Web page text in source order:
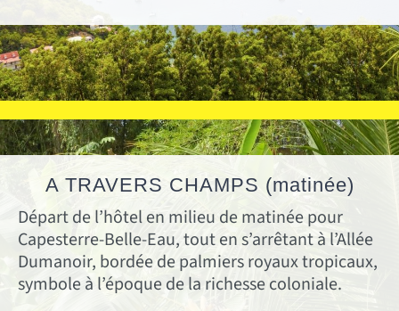
.
A TRAVERS CHAMPS (matinée)
Départ de l’hôtel en milieu de matinée pour
Capesterre-Belle-Eau, tout en s’arrêtant à l’Allée
Dumanoir, bordée de palmiers royaux tropicaux,
symbole à l’époque de la richesse coloniale.